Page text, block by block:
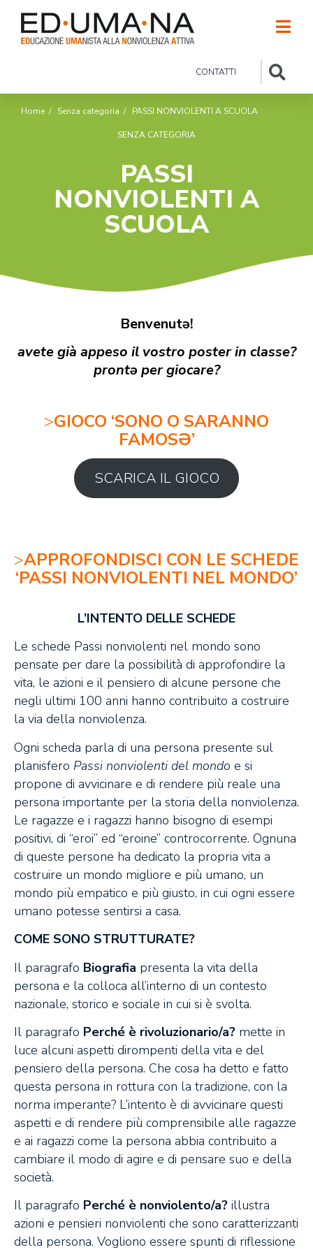
CONTATTI
Home / Senza categoria / PASSI NONVIOLENTI A SCUOLA
SENZA CATEGORIA
PASSI
NONVIOLENTI A
SCUOLA
Benvenutə!
avete già appeso il vostro poster in classe?
prontə per giocare?
>GIOCO ‘SONO O SARANNO
FAMOSƏ’
SCARICA IL GIOCO
>APPROFONDISCI CON LE SCHEDE
‘PASSI NONVIOLENTI NEL MONDO’
L’INTENTO DELLE SCHEDE
Le schede Passi nonviolenti nel mondo sono
pensate per dare la possibilità di approfondire la
vita, le azioni e il pensiero di alcune persone che
negli ultimi 100 anni hanno contribuito a costruire
la via della nonviolenza.
Ogni scheda parla di una persona presente sul
planisfero Passi nonviolenti del mondo e si
propone di avvicinare e di rendere più reale una
persona importante per la storia della nonviolenza.
Le ragazze e i ragazzi hanno bisogno di esempi
positivi, di “eroi” ed “eroine” controcorrente. Ognuna
di queste persone ha dedicato la propria vita a
costruire un mondo migliore e più umano, un
mondo più empatico e più giusto, in cui ogni essere
umano potesse sentirsi a casa.
COME SONO STRUTTURATE?
Il paragrafo Biografia presenta la vita della
persona e la colloca all’interno di un contesto
nazionale, storico e sociale in cui si è svolta.
Il paragrafo Perché è rivoluzionario/a? mette in
luce alcuni aspetti dirompenti della vita e del
pensiero della persona. Che cosa ha detto e fatto
questa persona in rottura con la tradizione, con la
norma imperante? L’intento è di avvicinare questi
aspetti e di rendere più comprensibile alle ragazze
e ai ragazzi come la persona abbia contribuito a
cambiare il modo di agire e di pensare suo e della
società.
Il paragrafo Perché è nonviolento/a? illustra
azioni e pensieri nonviolenti che sono caratterizzanti
della persona. Vogliono essere spunti di riflessione